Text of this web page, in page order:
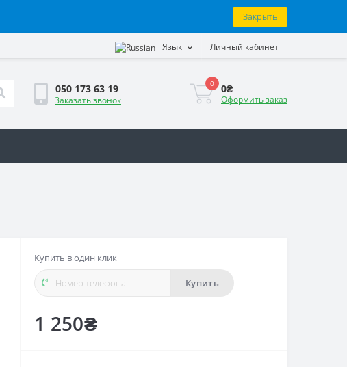
Закрыть
Язык Личный кабинет
050 173 63 19
Заказать звонок
0 0₴
Оформить заказ
1 250₴
Купить в один клик
Купить